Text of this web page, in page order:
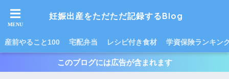
妊娠出産をただただ記録するBlog
産前やること100 宅配弁当 レシピ付き食材 学資保険ランキン
このブログには広告が含まれます